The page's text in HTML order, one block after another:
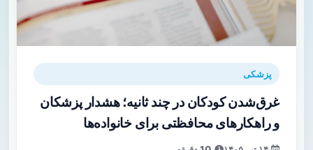
پزشکی
غرق‌شدن کودکان در چند ثانیه؛ هشدار پزشکان
و راهکارهای محافظتی برای خانواده‌ها